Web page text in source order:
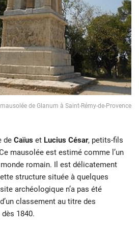
de Glanum à Saint-Rémy-de-Provence
de Caïus et Lucius César, petits-fils
mausolée est estimé comme l’un
romain. Il est délicatement
structure située à quelques
archéologique n’a pas été
classement au titre des
1840.